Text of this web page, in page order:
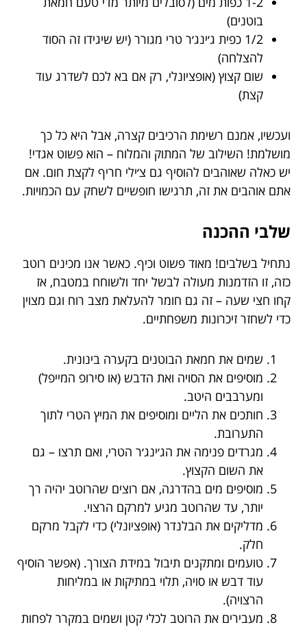
בוטנים)
1/2 כפית ג׳ינג׳ר טרי מגורר (יש שיגידו זה הסוד
להצלחה)
שום קצוץ (אופציונלי, רק אם בא לכם לשדרג עוד
קצת)
ועכשיו, אמנם רשימת הרכיבים קצרה, אבל היא כל כך
מושלמת! השילוב של המתוק והמלוח – הוא פשוט אגדי!
יש כאלה שאוהבים להוסיף גם צ׳ילי חריף לקצת חום. אם
אתם אוהבים את זה, תרגישו חופשיים לשחק עם הכמויות.
שלבי ההכנה
נתחיל בשלבים! מאוד פשוט וכיף. כאשר אנו מכינים רוטב
כזה, זו הזדמנות מעולה לבשל יחד ולשוחח במטבח, אז
קחו חצי שעה – זה גם חומר להעלאת מצב רוח וגם מצוין
כדי לשחזר זיכרונות משפחתיים.
שמים את חמאת הבוטנים בקערה בינונית.
מוסיפים את הסויה ואת הדבש (או סירופ המייפל)
ומערבבים היטב.
חותכים את הליים ומוסיפים את המיץ הטרי לתוך
התערובת.
מגרדים פנימה את הג׳ינג׳ר הטרי, ואם תרצו – גם
את השום הקצוץ.
מוסיפים מים בהדרגה, אם רוצים שהרוטב יהיה רך
יותר, עד שהרוטב מגיע למרקם הרצוי.
מדליקים את הבלנדר (אופציונלי) כדי לקבל מרקם
חלק.
טועמים ומתקנים תיבול במידת הצורך. (אפשר הוסיף
עוד דבש או סויה, תלוי במתיקות או במליחות
הרצויה).
מעבירים את הרוטב לכלי קטן ושמים במקרר לפחות